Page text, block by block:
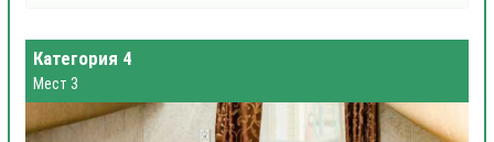
Категория 4
Мест 3